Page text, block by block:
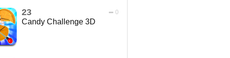
23 0
Candy Challenge 3D